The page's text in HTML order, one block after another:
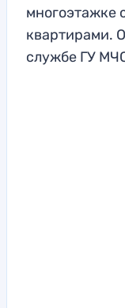
многоэтажке
квартирами.
службе ГУ